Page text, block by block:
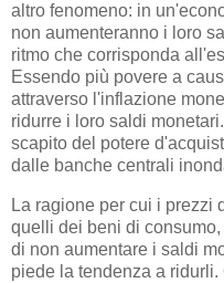
altro fenomeno: in
non aumenteranno i loro
ritmo che corrisponda
Essendo più povere a
attraverso l'inflazione
ridurre i loro saldi
scapito del potere
dalle banche centrali
La ragione per cui i prezzi
quelli dei beni di
di non aumentare i saldi
piede la tendenza a